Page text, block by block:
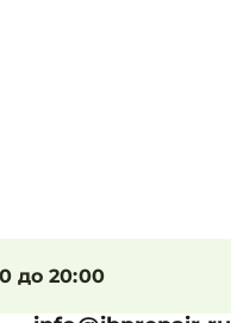
до 20:00